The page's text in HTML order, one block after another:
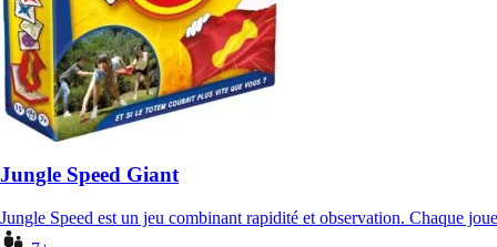
Jungle Speed Giant
Jungle Speed est un jeu combinant rapidité et observation. Chaque